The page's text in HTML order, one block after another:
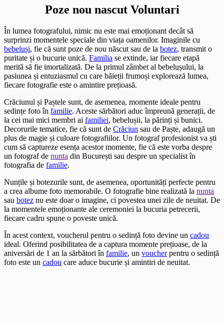
Poze nou nascut Voluntari
În lumea fotografului, nimic nu este mai emoționant decât să
surprinzi momentele speciale din viața oamenilor. Imaginile cu
bebeluși, fie că sunt poze de nou născut sau de la botez, transmit o
puritate și o bucurie unică. Familia se extinde, iar fiecare etapă
merită să fie imortalizată. De la primul zâmbet al bebelușului, la
pasiunea și entuziasmul cu care băieții frumoși explorează lumea,
fiecare fotografie este o amintire prețioasă.
Crăciunul și Paștele sunt, de asemenea, momente ideale pentru
sedințe foto în familie. Aceste sărbători aduc împreună generații, de
la cei mai mici membri ai familiei, bebelușii, la părinți și bunici.
Decorurile tematice, fie că sunt de Crăciun sau de Paște, adaugă un
plus de magie și culoare fotografiilor. Un fotograf profesionist va ști
cum să captureze esența acestor momente, fie că este vorba despre
un fotograf de nunta din București sau despre un specialist în
fotografia de familie.
Nunțile și botezurile sunt, de asemenea, oportunități perfecte pentru
a crea albume foto memorabile. O fotografie bine realizată la nunta
sau botez nu este doar o imagine, ci povestea unei zile de neuitat. De
la momentele emoționante ale ceremoniei la bucuria petrecerii,
fiecare cadru spune o poveste unică.
În acest context, voucherul pentru o sedință foto devine un cadou
ideal. Oferind posibilitatea de a captura momente prețioase, de la
aniversări de 1 an la sărbători în familie, un voucherpentru o sedință
foto este un cadou care aduce bucurie și amintiri de neuitat.